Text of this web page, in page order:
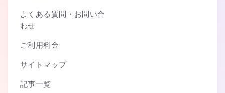
よくある質問・お問い合
わせ
ご利用料金
サイトマップ
記事一覧